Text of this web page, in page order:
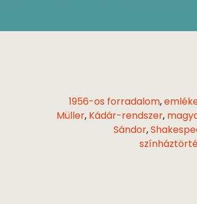
1956-os forradalom,
Müller, Kádár-rendszer,
Sándor,